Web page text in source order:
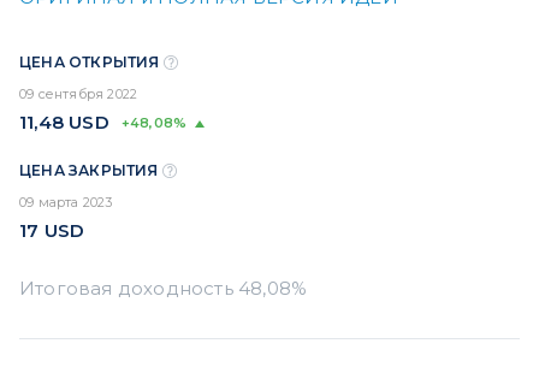
ЦЕНА ОТКРЫТИЯ
09 сентября 2022
11,48 USD +48,08%
ЦЕНА ЗАКРЫТИЯ
09 марта 2023
17 USD